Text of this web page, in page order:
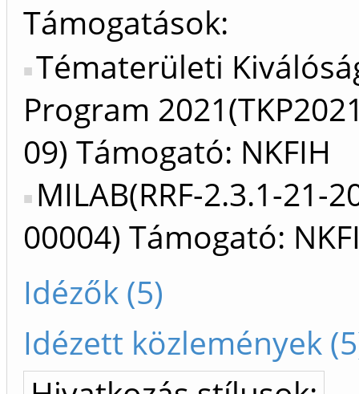
Támogatások:
Tématerületi
Program
09) Támogató: NKFIH
MILAB(RRF-2.3.1-21-
00004) Támogató:
Idézők (5)
Idézett közlemények